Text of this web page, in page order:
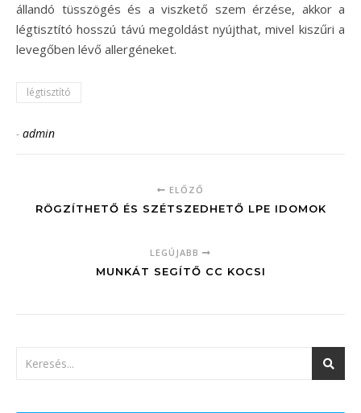
állandó tüsszögés és a viszkető szem érzése, akkor a
légtisztító hosszú távú megoldást nyújthat, mivel kiszűri a
levegőben lévő allergéneket.
légtisztító
- admin
ELŐZŐ
RÖGZÍTHETŐ ÉS SZÉTSZEDHETŐ LPE IDOMOK
LEGÚJABB
MUNKÁT SEGÍTŐ CC KOCSI